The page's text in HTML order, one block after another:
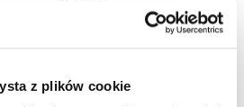
z plików cookie